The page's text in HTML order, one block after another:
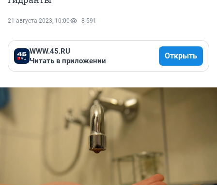
21 августа 2023, 10:00 8 591
WWW.45.RU
Читать в приложении
Открыть